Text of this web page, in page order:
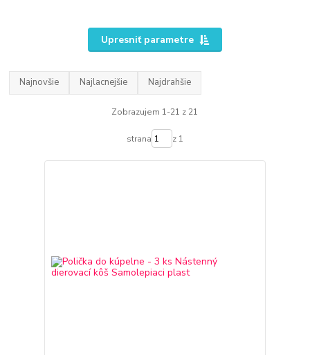
Upresniť parametre
Najnovšie Najlacnejšie Najdrahšie
Zobrazujem 1-21 z 21
strana z 1